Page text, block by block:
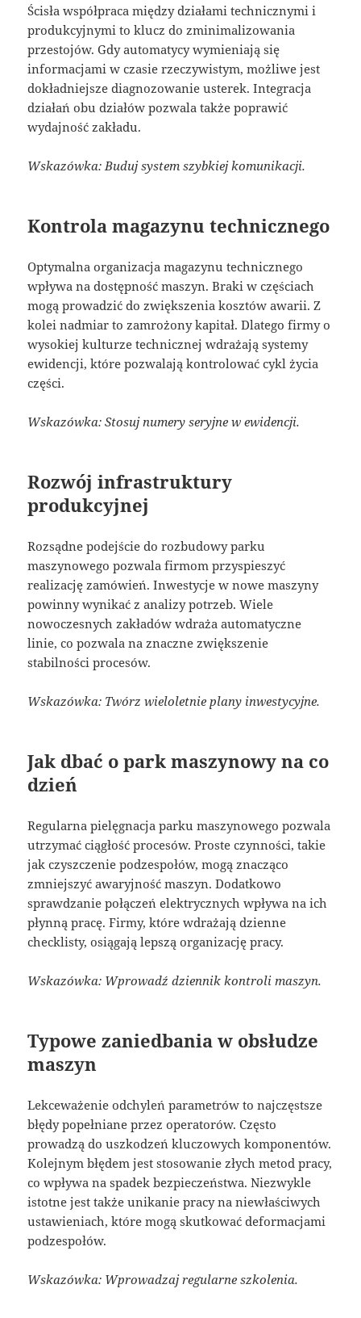
Ścisła współpraca między działami technicznymi i
produkcyjnymi to klucz do zminimalizowania
przestojów. Gdy automatycy wymieniają się
informacjami w czasie rzeczywistym, możliwe jest
dokładniejsze diagnozowanie usterek. Integracja
działań obu działów pozwala także poprawić
wydajność zakładu.
Wskazówka: Buduj system szybkiej komunikacji.
Kontrola magazynu technicznego
Optymalna organizacja magazynu technicznego
wpływa na dostępność maszyn. Braki w częściach
mogą prowadzić do zwiększenia kosztów awarii. Z
kolei nadmiar to zamrożony kapitał. Dlatego firmy o
wysokiej kulturze technicznej wdrażają systemy
ewidencji, które pozwalają kontrolować cykl życia
części.
Wskazówka: Stosuj numery seryjne w ewidencji.
Rozwój infrastruktury
produkcyjnej
Rozsądne podejście do rozbudowy parku
maszynowego pozwala firmom przyspieszyć
realizację zamówień. Inwestycje w nowe maszyny
powinny wynikać z analizy potrzeb. Wiele
nowoczesnych zakładów wdraża automatyczne
linie, co pozwala na znaczne zwiększenie
stabilności procesów.
Wskazówka: Twórz wieloletnie plany inwestycyjne.
Jak dbać o park maszynowy na co
dzień
Regularna pielęgnacja parku maszynowego pozwala
utrzymać ciągłość procesów. Proste czynności, takie
jak czyszczenie podzespołów, mogą znacząco
zmniejszyć awaryjność maszyn. Dodatkowo
sprawdzanie połączeń elektrycznych wpływa na ich
płynną pracę. Firmy, które wdrażają dzienne
checklisty, osiągają lepszą organizację pracy.
Wskazówka: Wprowadź dziennik kontroli maszyn.
Typowe zaniedbania w obsłudze
maszyn
Lekceważenie odchyleń parametrów to najczęstsze
błędy popełniane przez operatorów. Często
prowadzą do uszkodzeń kluczowych komponentów.
Kolejnym błędem jest stosowanie złych metod pracy,
co wpływa na spadek bezpieczeństwa. Niezwykle
istotne jest także unikanie pracy na niewłaściwych
ustawieniach, które mogą skutkować deformacjami
podzespołów.
Wskazówka: Wprowadzaj regularne szkolenia.